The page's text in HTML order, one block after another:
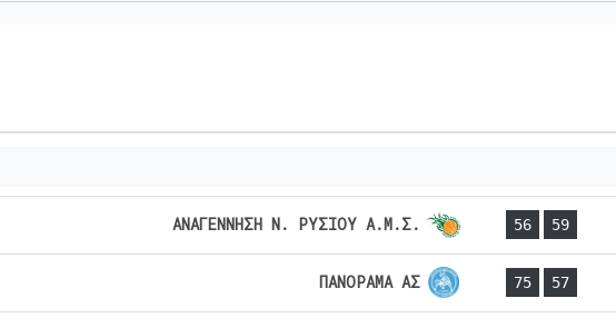
ΑΝΑΓΕΝΝΗΣΗ Ν. ΡΥΣΙΟΥ Α.Μ.Σ. 56 59
ΠΑΝΟΡΑΜΑ ΑΣ 75 57